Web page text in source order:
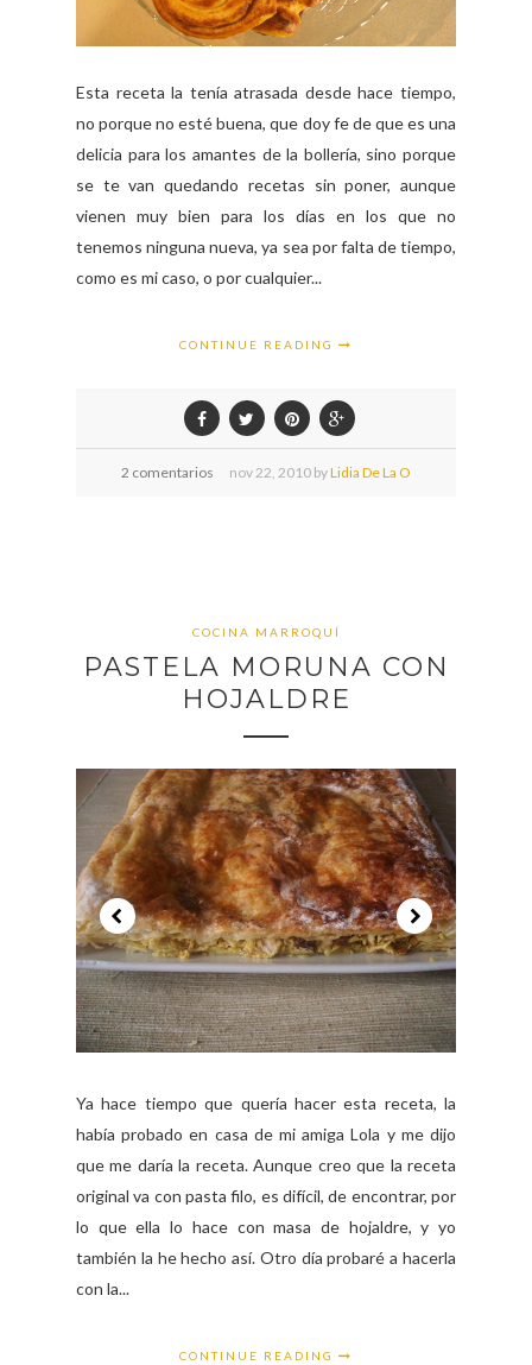
Esta receta la tenía atrasada desde hace tiempo,
no porque no esté buena, que doy fe de que es una
delicia para los amantes de la bollería, sino porque
se te van quedando recetas sin poner, aunque
vienen muy bien para los días en los que no
tenemos ninguna nueva, ya sea por falta de tiempo,
como es mi caso, o por cualquier...
CONTINUE READING
2 comentarios nov22, 2010 byLidia De La O
COCINA MARROQUÍ
PASTELA MORUNA CON
HOJALDRE
Ya hace tiempo que quería hacer esta receta, la
había probado en casa de mi amiga Lola y me dijo
que me daría la receta. Aunque creo que la receta
original va con pasta filo, es difícil, de encontrar, por
lo que ella lo hace con masa de hojaldre, y yo
también la he hecho así. Otro día probaré a hacerla
con la...
CONTINUE READING